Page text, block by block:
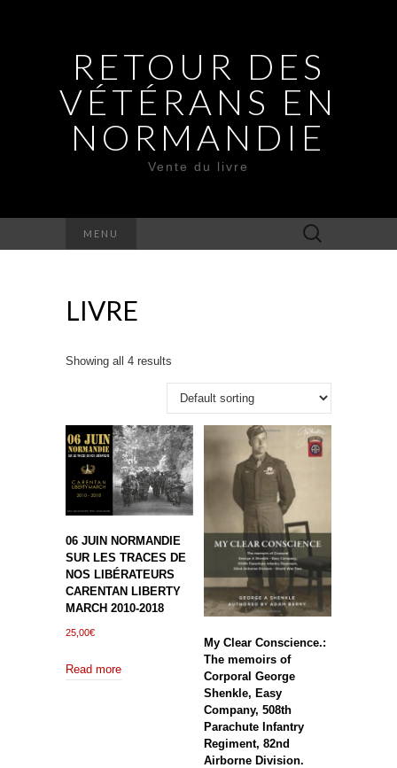
RETOUR DES
VÉTÉRANS EN
NORMANDIE
Vente du livre
MENU Rechercher :
LIVRE
Showing all 4 results
06 JUIN NORMANDIE
SUR LES TRACES DE
NOS LIBÉRATEURS
CARENTAN LIBERTY
MARCH 2010-2018
25,00€
Read more
My Clear Conscience.:
The memoirs of
Corporal George
Shenkle, Easy
Company, 508th
Parachute Infantry
Regiment, 82nd
Airborne Division.